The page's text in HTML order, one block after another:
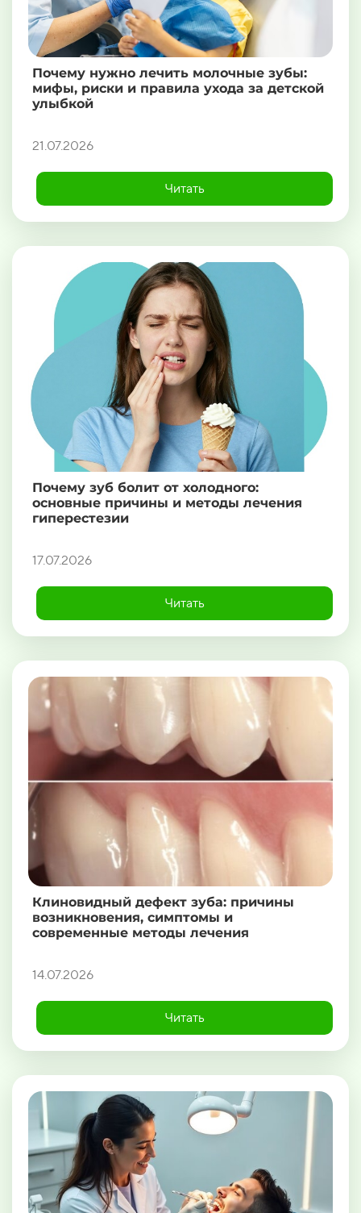
Почему нужно лечить молочные зубы:
мифы, риски и правила ухода за детской
улыбкой
21.07.2026
Читать
Почему зуб болит от холодного:
основные причины и методы лечения
гиперестезии
17.07.2026
Читать
Клиновидный дефект зуба: причины
возникновения, симптомы и
современные методы лечения
14.07.2026
Читать